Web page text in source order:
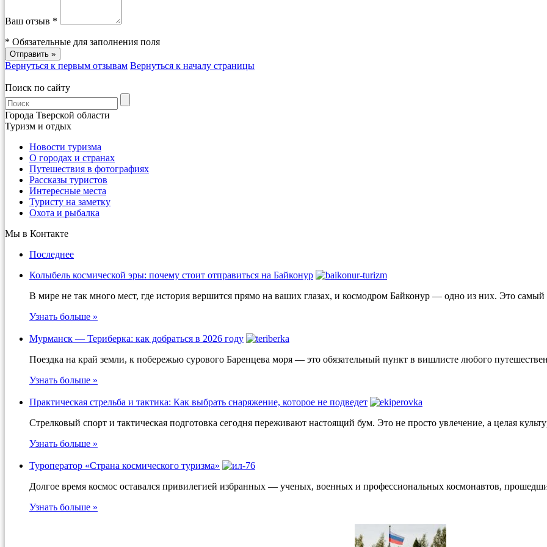
Ваш отзыв *
* Обязательные для заполнения поля
Вернуться к первым отзывам Вернуться к началу страницы
Поиск по сайту
Города Тверской области
Туризм и отдых
Новости туризма
О городах и странах
Путешествия в фотографиях
Рассказы туристов
Интересные места
Туристу на заметку
Охота и рыбалка
Мы в Контакте
Последнее
Колыбель космической эры: почему стоит отправиться на Байконур
В мире не так много мест, где история вершится прямо на ваших глазах, и космодром Байконур — одно из них. Это
Узнать больше »
Мурманск — Териберка: как добраться в 2026 году
Поездка на край земли, к побережью сурового Баренцева моря — это обязательный пункт в вишлисте любого
Узнать больше »
Практическая стрельба и тактика: Как выбрать снаряжение, которое не подведет
Стрелковый спорт и тактическая подготовка сегодня переживают настоящий бум. Это не просто увлечение, а целая
Узнать больше »
Туроператор «Страна космического туризма»
Долгое время космос оставался привилегией избранных — ученых, военных и профессиональных космонавтов,
Узнать больше »